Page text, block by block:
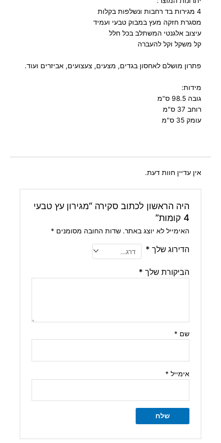
4 מגירות בד רחבות ונשלפות בקלות
מסגרת חזקה מעץ במבוק טבעי ועמיד
עיצוב אלגנטי המשתלב בכל חלל
קל משקל וקל להעברה
פתרון מושלם לאחסון בגדים, מצעים, צעצועים, אביזרים ועוד.
מידות:
גובה 98.5 ס"מ
רוחב 37 ס"מ
עומק 35 ס"מ
אין עדיין חוות דעת.
היה הראשון לכתוב סקירה “מגירון עץ טבעי
4 קומות”
האימייל לא יוצג באתר. שדות החובה מסומנים *
הדירוג שלך *
הביקורת שלך *
שם *
אימייל *